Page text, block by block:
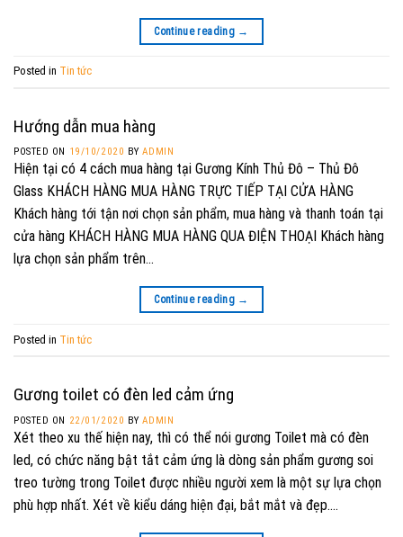
Continue reading →
Posted in Tin tức
Hướng dẫn mua hàng
POSTED ON 19/10/2020 BYADMIN
Hiện tại có 4 cách mua hàng tại Gương Kính Thủ Đô – Thủ Đô
Glass KHÁCH HÀNG MUA HÀNG TRỰC TIẾP TẠI CỬA HÀNG
Khách hàng tới tận nơi chọn sản phẩm, mua hàng và thanh toán tại
cửa hàng KHÁCH HÀNG MUA HÀNG QUA ĐIỆN THOẠI Khách hàng
lựa chọn sản phẩm trên…
Continue reading →
Posted in Tin tức
Gương toilet có đèn led cảm ứng
POSTED ON 22/01/2020 BYADMIN
Xét theo xu thế hiện nay, thì có thể nói gương Toilet mà có đèn
led, có chức năng bật tắt cảm ứng là dòng sản phẩm gương soi
treo tường trong Toilet được nhiều người xem là một sự lựa chọn
phù hợp nhất. Xét về kiểu dáng hiện đại, bắt mắt và đẹp….